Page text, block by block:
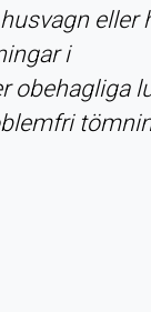
eller
i
obehagliga